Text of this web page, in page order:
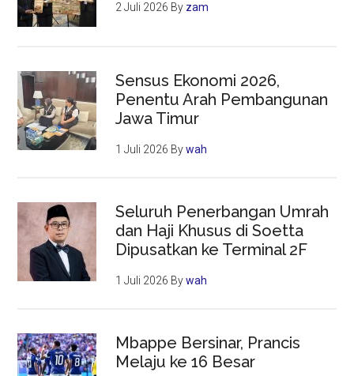
2 Juli 2026 By zam
Sensus Ekonomi 2026,
Penentu Arah Pembangunan
Jawa Timur
1 Juli 2026 Bywah
Seluruh Penerbangan Umrah
dan Haji Khusus di Soetta
Dipusatkan ke Terminal 2F
1 Juli 2026 Bywah
Mbappe Bersinar, Prancis
Melaju ke 16 Besar